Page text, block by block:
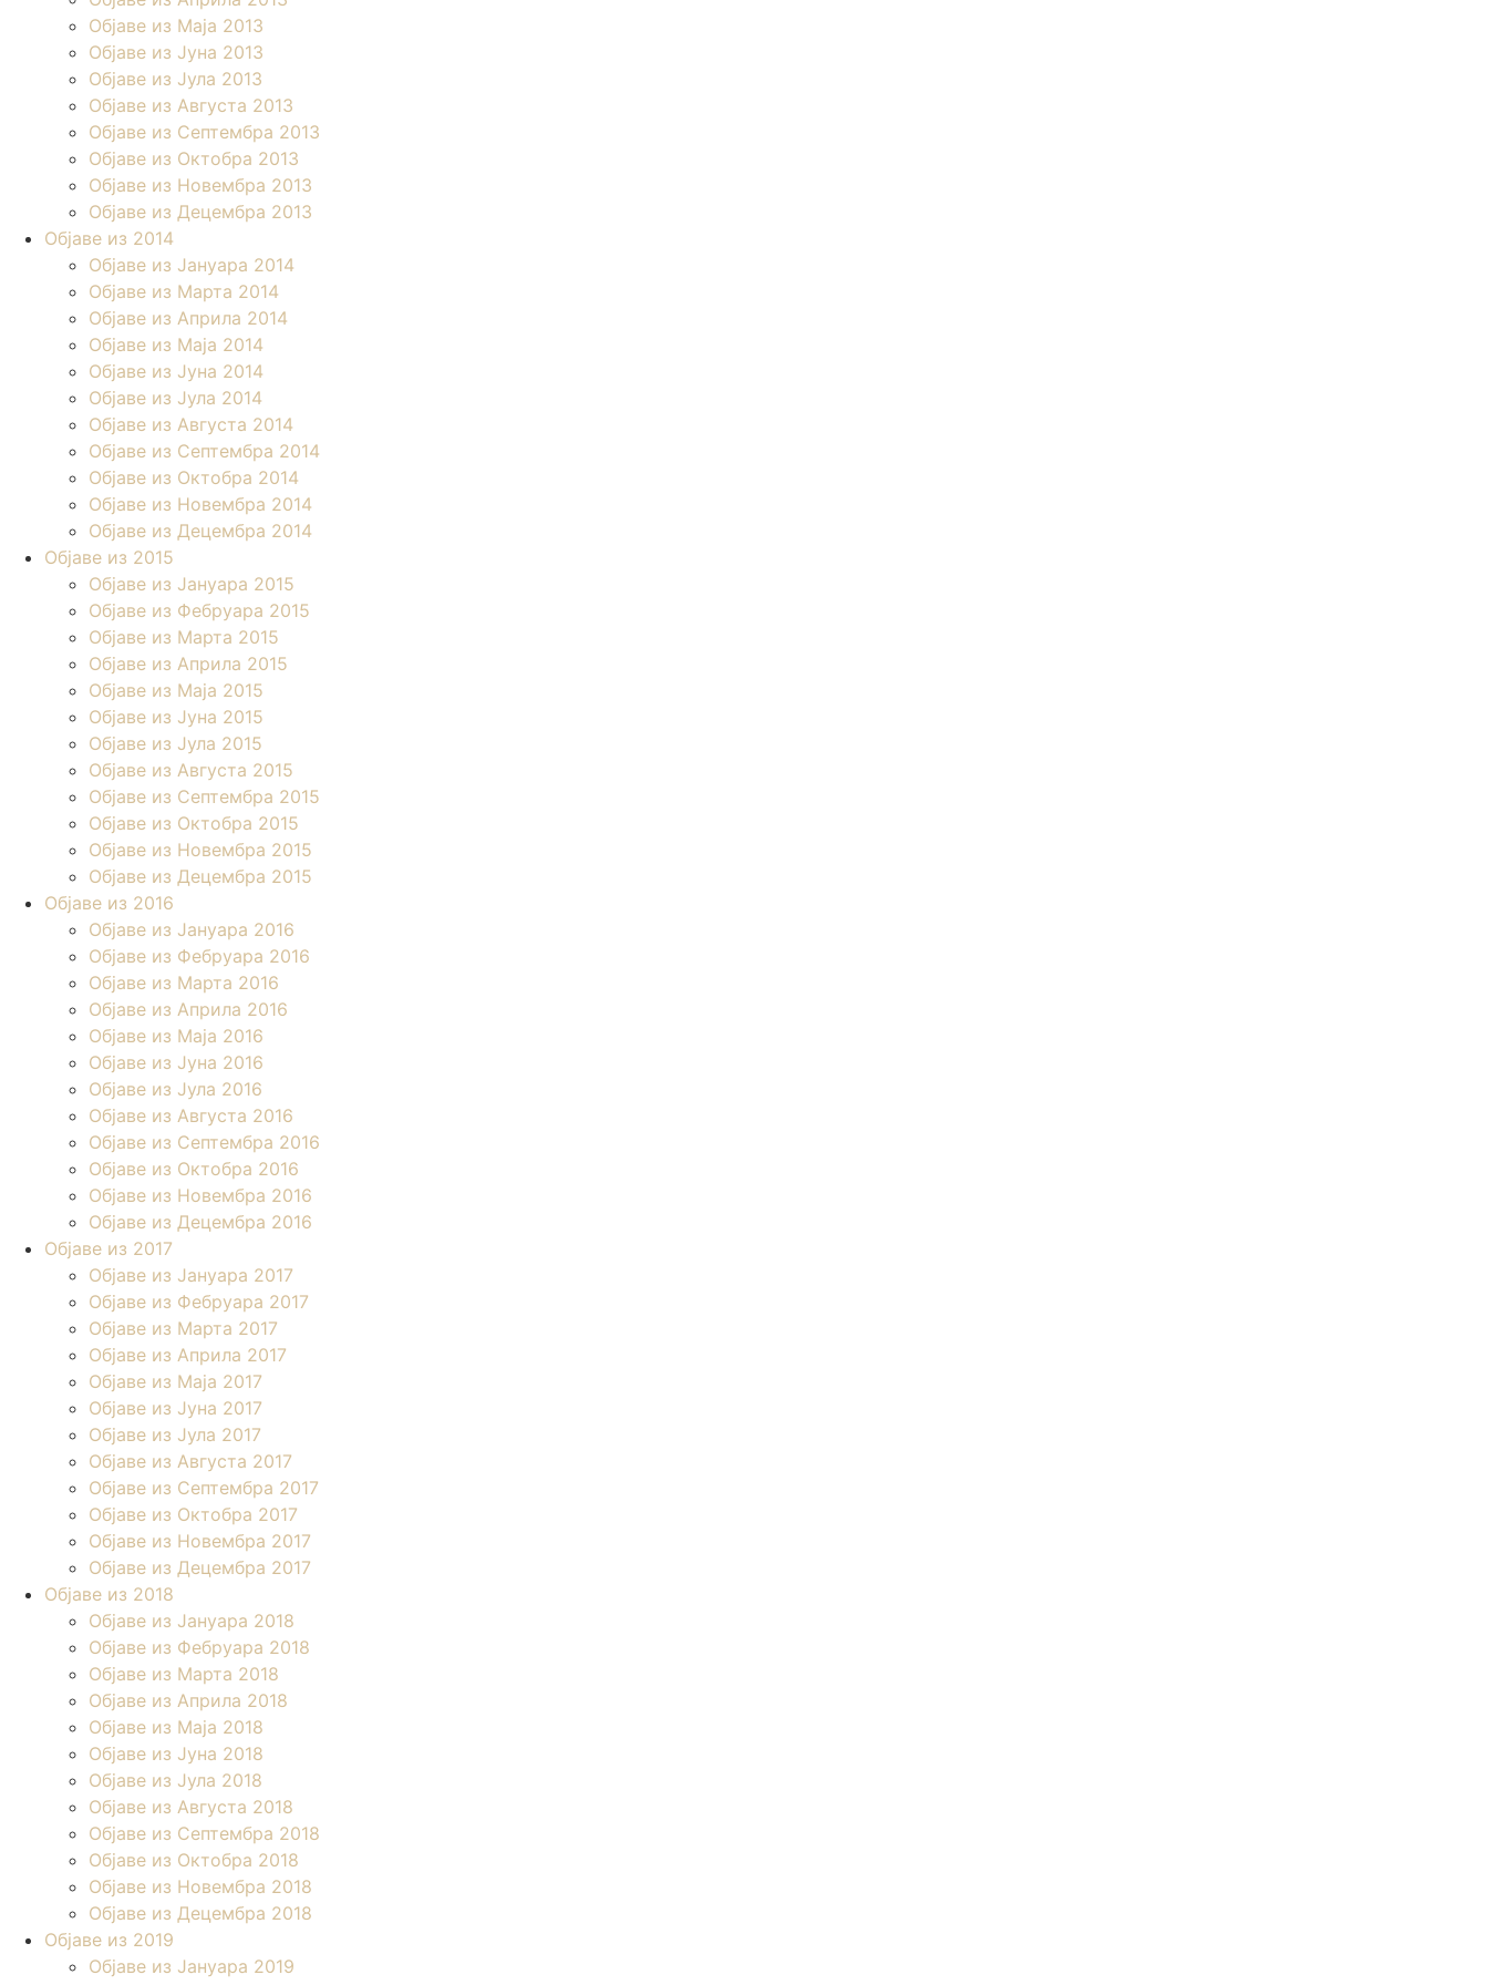
Објаве из Маја 2013
Објаве из Јунa 2013
Објаве из Јула 2013
Објаве из Августа 2013
Објаве из Септембра 2013
Објаве из Октобра 2013
Објаве из Новембра 2013
Објаве из Децембра 2013
Објаве из 2014
Објаве из Јануара 2014
Објаве из Марта 2014
Објаве из Априла 2014
Објаве из Маја 2014
Објаве из Јуна 2014
Објаве из Јула 2014
Објаве из Августа 2014
Објаве из Септембра 2014
Објаве из Октобра 2014
Објаве из Новембра 2014
Објаве из Децембра 2014
Објаве из 2015
Објаве из Јануара 2015
Објаве из Фебруара 2015
Објаве из Марта 2015
Објаве из Априла 2015
Објаве из Маја 2015
Објаве из Јуна 2015
Објаве из Јула 2015
Објаве из Августа 2015
Објаве из Септембра 2015
Објаве из Октобра 2015
Објаве из Новембра 2015
Објаве из Децембра 2015
Објаве из 2016
Објаве из Јануара 2016
Објаве из Фебруара 2016
Објаве из Марта 2016
Објаве из Априла 2016
Објаве из Маја 2016
Објаве из Јуна 2016
Објаве из Јула 2016
Објаве из Августа 2016
Објаве из Септембра 2016
Објаве из Октобра 2016
Објаве из Новембра 2016
Објаве из Децембра 2016
Објаве из 2017
Објаве из Јануара 2017
Објаве из Фебруара 2017
Објаве из Марта 2017
Објаве из Априла 2017
Објаве из Маја 2017
Објаве из Јуна 2017
Објаве из Јула 2017
Објаве из Августа 2017
Објаве из Септембра 2017
Објаве из Октобра 2017
Објаве из Новембра 2017
Објаве из Децембра 2017
Објаве из 2018
Објаве из Јануара 2018
Објаве из Фебруара 2018
Објаве из Марта 2018
Објаве из Априла 2018
Објаве из Маја 2018
Објаве из Јуна 2018
Објаве из Јула 2018
Објаве из Августа 2018
Објаве из Септембра 2018
Објаве из Октобра 2018
Објаве из Новембра 2018
Објаве из Децембра 2018
Објаве из 2019
Објаве из Јануара 2019